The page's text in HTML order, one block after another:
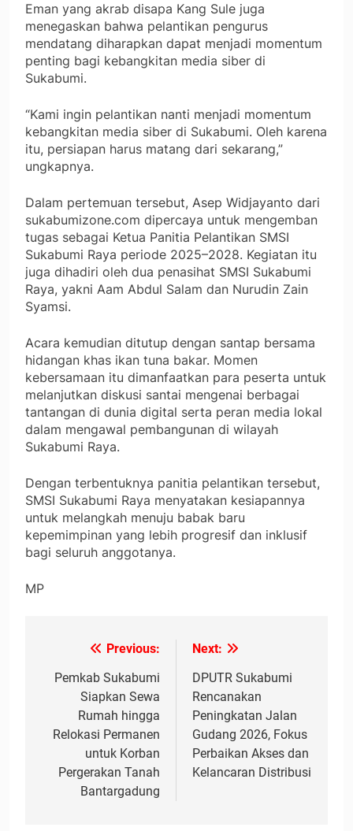
Eman yang akrab disapa Kang Sule juga
menegaskan bahwa pelantikan pengurus
mendatang diharapkan dapat menjadi momentum
penting bagi kebangkitan media siber di
Sukabumi.
“Kami ingin pelantikan nanti menjadi momentum
kebangkitan media siber di Sukabumi. Oleh karena
itu, persiapan harus matang dari sekarang,”
ungkapnya.
Dalam pertemuan tersebut, Asep Widjayanto dari
sukabumizone.com dipercaya untuk mengemban
tugas sebagai Ketua Panitia Pelantikan SMSI
Sukabumi Raya periode 2025–2028. Kegiatan itu
juga dihadiri oleh dua penasihat SMSI Sukabumi
Raya, yakni Aam Abdul Salam dan Nurudin Zain
Syamsi.
Acara kemudian ditutup dengan santap bersama
hidangan khas ikan tuna bakar. Momen
kebersamaan itu dimanfaatkan para peserta untuk
melanjutkan diskusi santai mengenai berbagai
tantangan di dunia digital serta peran media lokal
dalam mengawal pembangunan di wilayah
Sukabumi Raya.
Dengan terbentuknya panitia pelantikan tersebut,
SMSI Sukabumi Raya menyatakan kesiapannya
untuk melangkah menuju babak baru
kepemimpinan yang lebih progresif dan inklusif
bagi seluruh anggotanya.
MP
Navigasi
pos
Previous:
Pemkab Sukabumi
Siapkan Sewa
Rumah hingga
Relokasi Permanen
untuk Korban
Pergerakan Tanah
Bantargadung
Next:
DPUTR Sukabumi
Rencanakan
Peningkatan Jalan
Gudang 2026, Fokus
Perbaikan Akses dan
Kelancaran Distribusi